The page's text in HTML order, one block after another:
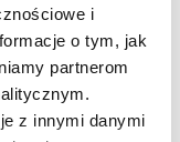
i
o tym, jak
partnerom
z innymi danymi